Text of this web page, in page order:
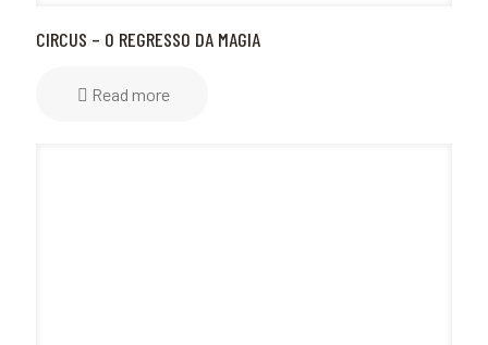
CIRCUS – O REGRESSO DA MAGIA
Read more